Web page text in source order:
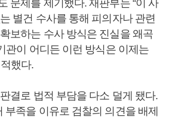
문제를 제기했다. 재판부는 “이 사
별건 수사를 통해 피의자나 관련
보하는 수사 방식은 진실을 왜곡
관이 어디든 이런 방식은 이제는
했다.
결로 법적 부담을 다소 덜게 됐다.
부족을 이유로 검찰의 의견을 배제